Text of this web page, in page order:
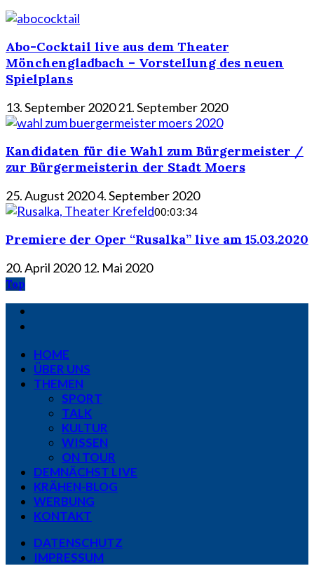
Abo-Cocktail live aus dem Theater
Mönchengladbach – Vorstellung des neuen
Spielplans
13. September 202021. September 2020
Kandidaten für die Wahl zum Bürgermeister /
zur Bürgermeisterin der Stadt Moers
25. August 20204. September 2020
00:03:34
Premiere der Oper “Rusalka” live am 15.03.2020
20. April 2020 12. Mai 2020
Top
HOME
ÜBER UNS
THEMEN
SPORT
TALK
KULTUR
WISSEN
ON TOUR
DEMNÄCHST LIVE
KRÄHEN-BLOG
WERBUNG
KONTAKT
DATENSCHUTZ
IMPRESSUM